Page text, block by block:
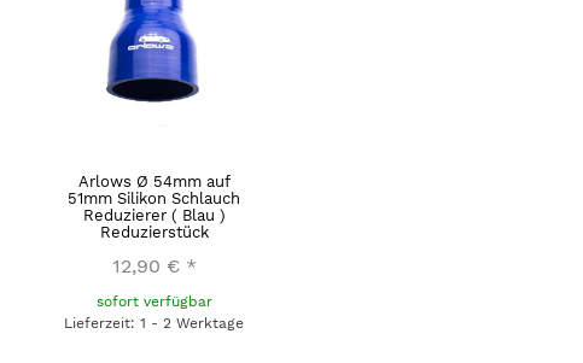
Arlows Ø 54mm auf
51mm Silikon Schlauch
Reduzierer ( Blau )
Reduzierstück
12,90 € *
sofort verfügbar
Lieferzeit: 1 - 2 Werktage